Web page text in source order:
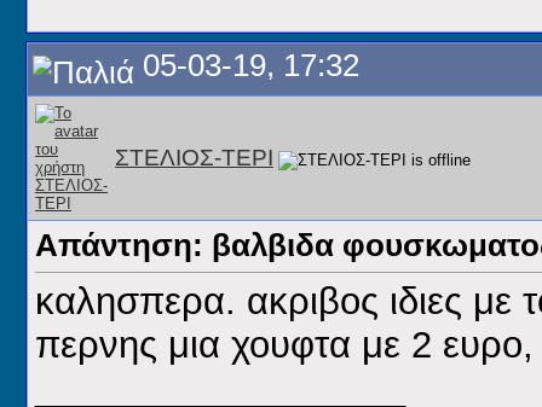
05-03-19, 17:32
ΣΤΕΛΙΟΣ-ΤΕΡΙ
Απάντηση: βαλβιδα
καλησπερα. ακριβος ιδιες
περνης μια χουφτα με 2